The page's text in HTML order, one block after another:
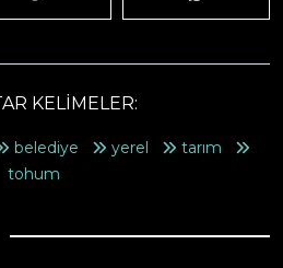
KELİMELER:
belediye yerel
tarım
tohum